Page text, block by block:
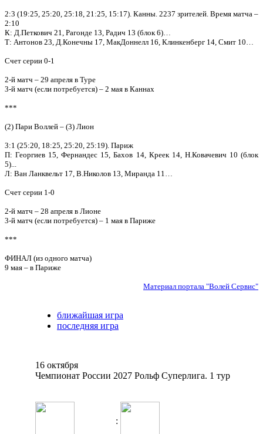
2:3 (19:25, 25:20, 25:18, 21:25, 15:17). Канны. 2237 зрителей. Время матча –
2:10
К: Д.Петкович 21, Рагонде 13, Радич 13 (блок 6)…
Т: Антонов 23, Д.Конечны 17, МакДоннелл 16, Клинкенберг 14, Смит 10…
Счет серии 0-1
2-й матч – 29 апреля в Туре
3-й матч (если потребуется) – 2 мая в Каннах
***
(2) Пари Воллей – (3) Лион
3:1 (25:20, 18:25, 25:20, 25:19). Париж
П: Георгиев 15, Фернандес 15, Бахов 14, Креек 14, Н.Ковачевич 10 (блок
5)...
Л: Ван Ланквельт 17, В.Николов 13, Миранда 11…
Счет серии 1-0
2-й матч – 28 апреля в Лионе
3-й матч (если потребуется) – 1 мая в Париже
***
ФИНАЛ (из одного матча)
9 мая – в Париже
Материал портала "Волей Сервис"
ближайшая игра
последняя игра
16 октября
Чемпионат России 2027 Рольф Суперлига. 1 тур
: